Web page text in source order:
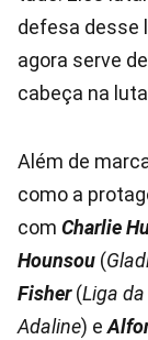
defesa desse
agora serve
cabeça na
Além de
como a
com Charlie
Hounsou (
Fisher(Liga
Adaline) e